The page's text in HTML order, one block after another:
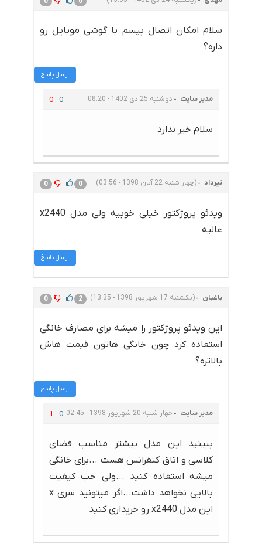
سلام امکان اتصال بیسم با گوشی موبایل رو
داره؟
ارسال پاسخ
مدیر سایت دوشنبه 25 دی 1402 - 08:20 0 0
سلام خیر ندارد
تیرداد (چهار شنبه 22 آبان 1398 - 03:56) 0 0
ویدئو پروژکتور خیلی خوبیه ولی مدل x2440
عالیه
ارسال پاسخ
باغبان (یکشنبه 17 شهریور 1398 - 13:35) 0 2
این ویدئو پروژکتور را میشه برای مصارف خانگی
استفاده کرد چون خانگی هاتون قیمت هاش
بالاتره؟
ارسال پاسخ
مدیر سایت چهار شنبه 20 شهریور 1398 - 02:45 1 0
ببینید این مدل بیشتر مناسب فضای
کلاسی و اتاق کنفرانس هست ...برای خانگی
میشه استفاده کنید ...ولی خب کیفیت
بالایی نخواهد داشت...اگر میتونید سری x
این مدل x2440 رو خریداری کنید